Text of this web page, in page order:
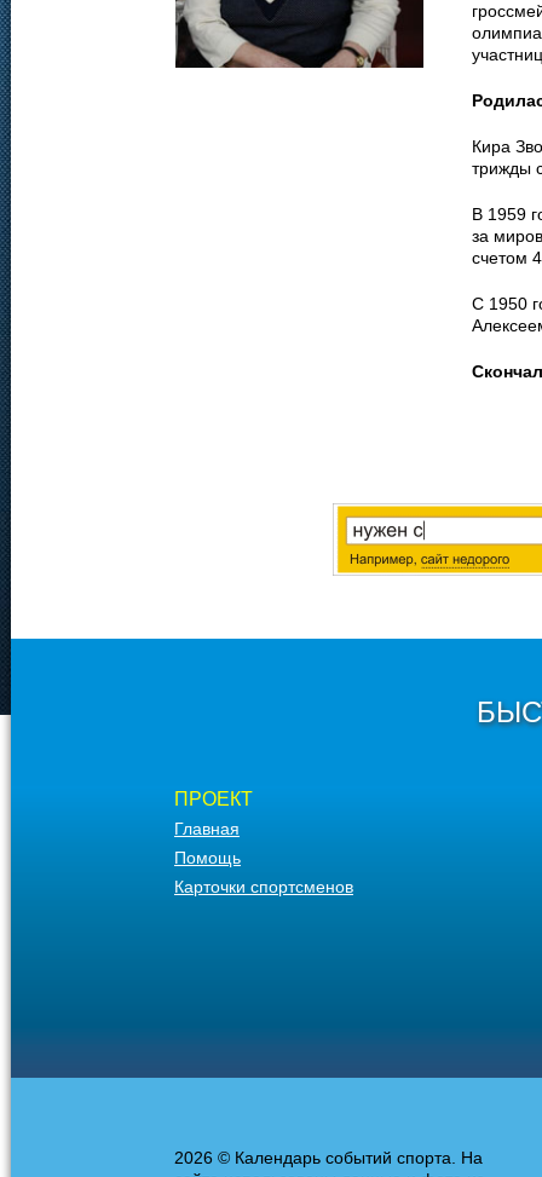
Кира
трижды
В 1959
за
счетом
С 1950
ПРОЕКТ
Главная
Помощь
Карточки спортсменов
2026 © Календарь событий спорта. На